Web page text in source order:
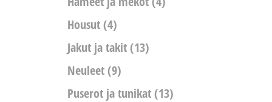
Housut(4)
Jakut ja takit(13)
Neuleet(9)
Puserot ja tunikat(13)